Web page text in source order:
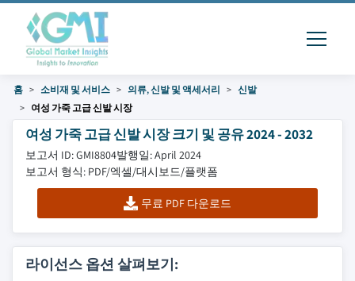
홈 소비재 및 서비스 의류, 신발 및 액세서리
신발
여성 가죽 고급 신발 시장
여성 가죽 고급 신발 시장 크기 및 공유 2024 - 2032
보고서 ID: GMI8804발행일: April 2024
보고서 형식: PDF/엑셀/대시보드/플랫폼
무료 PDF 다운로드
라이선스 옵션 살펴보기: